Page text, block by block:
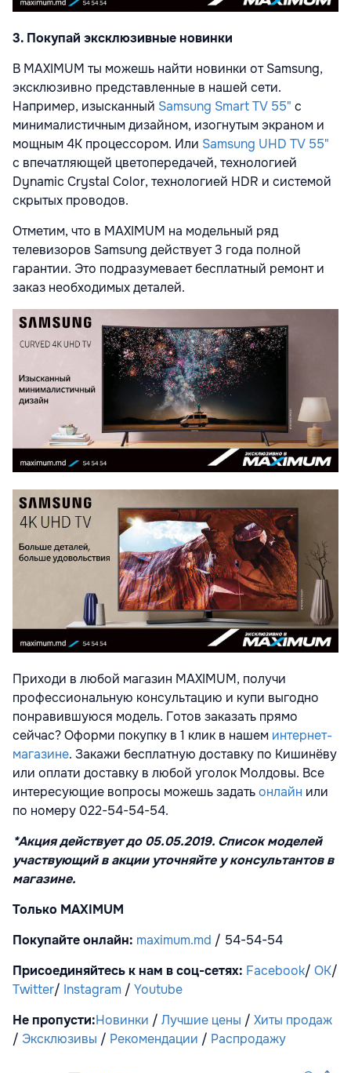
3. Покупай эксклюзивные новинки
В MAXIMUM ты можешь найти новинки от Samsung,
эксклюзивно представленные в нашей сети.
Например, изысканный Samsung Smart TV 55" c
минималистичным дизайном, изогнутым экраном и
мощным 4K процессором. Или Samsung UHD TV 55"
c впечатляющей цветопередачей, технологией
Dynamic Crystal Color, технологией HDR и системой
скрытых проводов.
Отметим, что в MAXIMUM на модельный ряд
телевизоров Samsung действует 3 года полной
гарантии. Это подразумевает бесплатный ремонт и
заказ необходимых деталей.
Приходи в любой магазин MAXIMUM, получи
профессиональную консультацию и купи выгодно
понравившуюся модель. Готов заказать прямо
сейчас? Оформи покупку в 1 клик в нашем интернет-
магазине. Закажи бесплатную доставку по Кишинёву
или оплати доставку в любой уголок Молдовы. Все
интересующие вопросы можешь задатьонлайн или
по номеру 022-54-54-54.
*Акция действует до 05.05.2019. Список моделей
участвующий в акции уточняйте у консультантов в
магазине.
Только MAXIMUM
Покупайте онлайн: maximum.md / 54-54-54
Присоединяйтесь к нам в соц-сетях: Facebook/ OK/
Twitter/ Instagram / Youtube
Не пропусти:Новинки / Лучшие цены / Хиты продаж
/ Эксклюзивы / Рекомендации / Распродажу